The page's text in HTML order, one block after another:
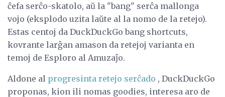
ĉefa serĉo-skatolo, aŭ la "bang" serĉa mallonga
vojo (eksplodo uzita laŭte al la nomo de la retejo).
Estas centoj da DuckDuckGo bang shortcuts,
kovrante larĝan amason da retejoj varianta en
temoj de Esploro al Amuzaĵo.
Aldone al progresinta retejo serĉado , DuckDuckGo
proponas, kion ili nomas goodies, interesa aro de